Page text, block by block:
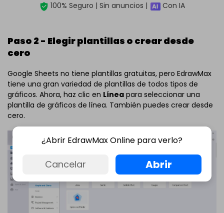
100% Seguro | Sin anuncios |
Con IA
Paso 2 - Elegir plantillas o crear desde
cero
Google Sheets no tiene plantillas gratuitas, pero EdrawMax
tiene una gran variedad de plantillas de todos tipos de
gráficos. Ahora, haz clic en Línea para seleccionar una
plantilla de gráficos de línea. También puedes crear desde
cero.
¿Abrir EdrawMax Online para verlo?
Cancelar Abrir